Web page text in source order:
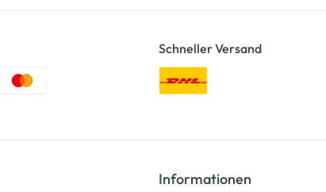
Schneller Versand
Informationen